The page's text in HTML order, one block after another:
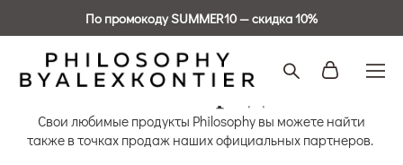
По промокоду SUMMER10 — скидка 10%
Точки продаж
Свои любимые продукты Philosophy вы можете найти
также в точках продаж наших официальных партнеров.